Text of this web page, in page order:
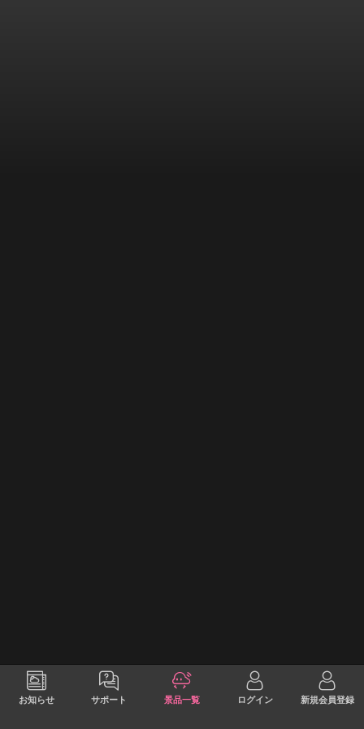
お知らせ サポート 景品一覧 ログイン 新規会員登録